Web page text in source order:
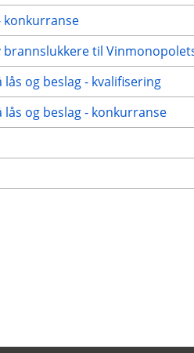
konkurranse
brannslukkere til
og beslag - kvalifisering
og beslag - konkurranse